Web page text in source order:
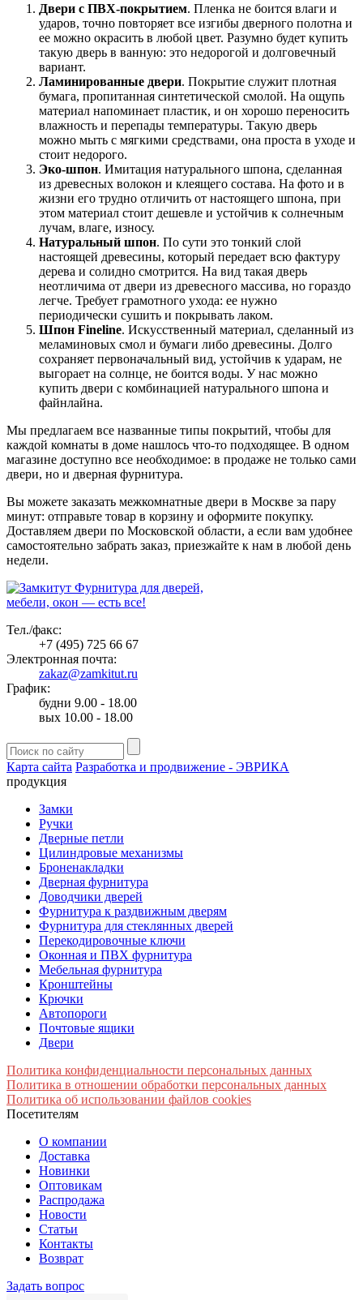
Двери с ПВХ-покрытием. Пленка не боится влаги и
ударов, точно повторяет все изгибы дверного полотна и
ее можно окрасить в любой цвет. Разумно будет купить
такую дверь в ванную: это недорогой и долговечный
вариант.
Ламинированные двери. Покрытие служит плотная
бумага, пропитанная синтетической смолой. На ощупь
материал напоминает пластик, и он хорошо переносить
влажность и перепады температуры. Такую дверь
можно мыть с мягкими средствами, она проста в уходе и
стоит недорого.
Эко-шпон. Имитация натурального шпона, сделанная
из древесных волокон и клеящего состава. На фото и в
жизни его трудно отличить от настоящего шпона, при
этом материал стоит дешевле и устойчив к солнечным
лучам, влаге, износу.
Натуральный шпон. По сути это тонкий слой
настоящей древесины, который передает всю фактуру
дерева и солидно смотрится. На вид такая дверь
неотличима от двери из древесного массива, но гораздо
легче. Требует грамотного ухода: ее нужно
периодически сушить и покрывать лаком.
Шпон Fineline. Искусственный материал, сделанный из
меламиновых смол и бумаги либо древесины. Долго
сохраняет первоначальный вид, устойчив к ударам, не
выгорает на солнце, не боится воды. У нас можно
купить двери с комбинацией натурального шпона и
файнлайна.
Мы предлагаем все названные типы покрытий, чтобы для
каждой комнаты в доме нашлось что-то подходящее. В одном
магазине доступно все необходимое: в продаже не только сами
двери, но и дверная фурнитура.
Вы можете заказать межкомнатные двери в Москве за пару
минут: отправьте товар в корзину и оформите покупку.
Доставляем двери по Московской области, а если вам удобнее
самостоятельно забрать заказ, приезжайте к нам в любой день
недели.
Фурнитура для дверей,
мебели, окон — есть все!
Тел./факс:
+7 (495) 725 66 67
Электронная почта:
zakaz@zamkitut.ru
График:
будни 9.00 - 18.00
вых 10.00 - 18.00
Карта сайта Разработка и продвижение - ЭВРИКА
продукция
Замки
Ручки
Дверные петли
Цилиндровые механизмы
Броненакладки
Дверная фурнитура
Доводчики дверей
Фурнитура к раздвижным дверям
Фурнитура для стеклянных дверей
Перекодировочные ключи
Оконная и ПВХ фурнитура
Мебельная фурнитура
Кронштейны
Крючки
Автопороги
Почтовые ящики
Двери
Политика конфиденциальности персональных данных
Политика в отношении обработки персональных данных
Политика об использовании файлов cookies
Посетителям
О компании
Доставка
Новинки
Оптовикам
Распродажа
Новости
Статьи
Контакты
Возврат
Задать вопрос